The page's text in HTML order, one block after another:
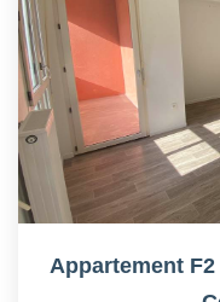
Appartement